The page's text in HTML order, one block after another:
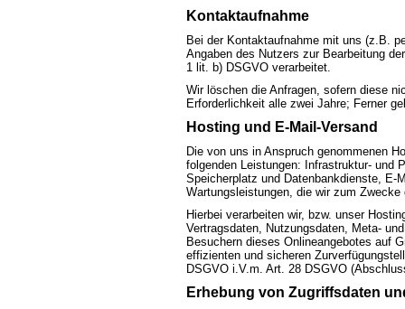
Kontaktaufnahme
Bei der Kontaktaufnahme mit uns (z.B.
Angaben des Nutzers zur Bearbeitung
1 lit. b) DSGVO verarbeitet.
Wir löschen die Anfragen, sofern diese
Erforderlichkeit alle zwei Jahre; Ferner
Hosting und E-Mail-Versand
Die von uns in Anspruch genommenen
folgenden Leistungen: Infrastruktur- und
Speicherplatz und Datenbankdienste, E-
Wartungsleistungen, die wir zum
Hierbei verarbeiten wir, bzw. unser
Vertragsdaten, Nutzungsdaten, Meta-
Besuchern dieses Onlineangebotes auf
effizienten und sicheren
DSGVO i.V.m. Art. 28 DSGVO
Erhebung von Zugriffsdaten